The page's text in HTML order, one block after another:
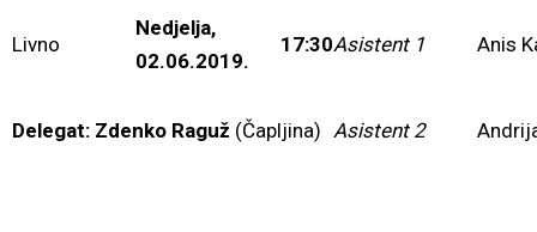
Livno
Nedjelja,
02.06.2019.
17:30Asistent 1 Anis
Delegat: Zdenko Raguž (Čapljina) Asistent 2